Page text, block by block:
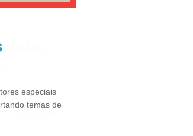
especiais
temas de